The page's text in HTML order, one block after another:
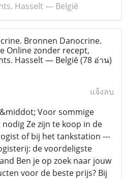
Hasselt — België
Bronnen Danocrine.
Online zonder recept,
Hasselt — België(78 อ่าน)
แจ้งลบ
Voor sommige
Ze zijn te koop in de
of bij het tankstation ---
de voordeligste
Ben je op zoek naar jouw
voor de beste prijs? Bij